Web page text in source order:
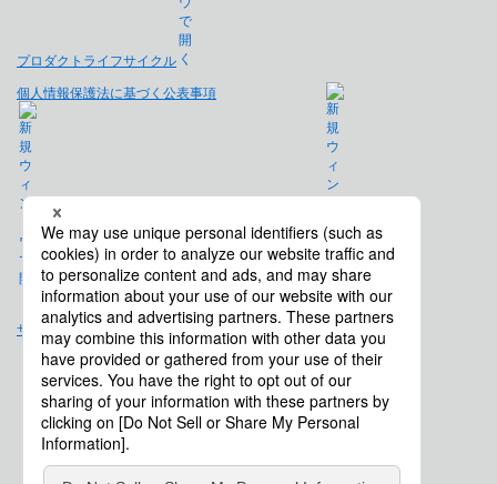
プロダクトライフサイクル
個人情報保護法に基づく公表事項
免責事項
サイトマップ